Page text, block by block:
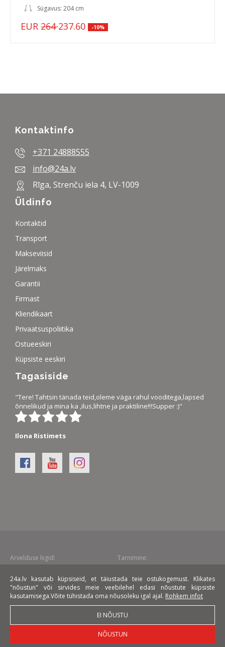
Sügavus: 204 cm
EUR 264237.60 -10%
24a.lv kasutab küpsiseid, et täiustada teie ostukogemust. Klikates
"nõustun" või sirvides meie veebilehel edasi nõustute küpsiste
kasutamisega.Võite tühistada oma nõusoleku igal ajal. Rohkem infot
EI NÕUSTU
NÕUSTUN
Kontaktinfo
+371 24888555
info@24a.lv
Rīga, Strenču iela 4, LV-1009
Üldinfo
Kontaktid
Transport
Makseviisid
Järelmaks
Garantii
Firmast
Kliendikaart
Privaatsuspoliitika
Ostueeskiri
Küpsiste eeskiri
Tagasiside
"Tere! Tahtsin tänada teid,oleme väga rahul vooditega,lapsed
õnnelikud ja mina ka ,ilus,lihtne ja praktiline!!!Supper :)"
Ilona Ristimets
Arvelduse liigid: Tarnimine:
Liising:
© 2026 24a.lv mööbli internetkauplus. Kõik õigused kaitstud.